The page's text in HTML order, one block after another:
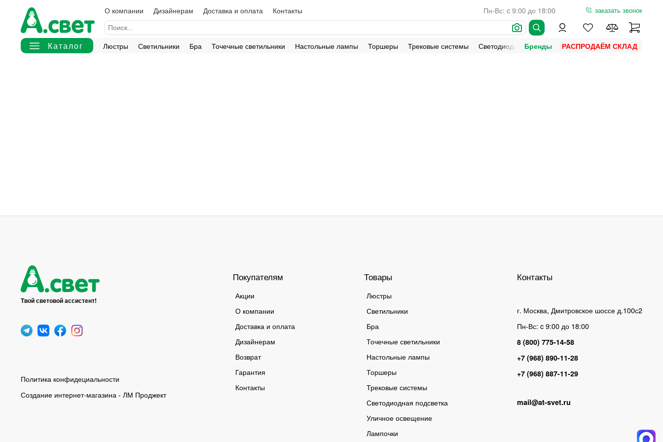
О компании Дизайнерам Доставка и оплата Контакты Пн-Вс: c 9:00 до 18:00 заказать звонок
Люстры Светильники Бра Точечные светильники Настольные лампы Торшеры Трековые системы Светодиодная подсветка Уличное освещение
Бренды РАСПРОДАЁМ СКЛАД
Твой световой ассистент!
Политика конфидециальности
Создание интернет-магазина - ЛМ Проджект
Покупателям
Акции
О компании
Доставка и оплата
Дизайнерам
Возврат
Гарантия
Контакты
Товары
Люстры
Светильники
Бра
Точечные светильники
Настольные лампы
Торшеры
Трековые системы
Светодиодная подсветка
Уличное освещение
Лампочки
Контакты
г. Москва, Дмитровское шоссе д.100с2
Пн-Вс: c 9:00 до 18:00
8 (800) 775-14-58
+7 (968) 890-11-28
+7 (968) 887-11-29
mail@at-svet.ru